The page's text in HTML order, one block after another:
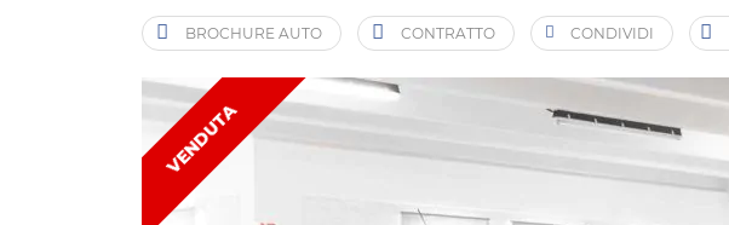
BROCHURE AUTO CONTRATTO CONDIVIDI
VENDUTA